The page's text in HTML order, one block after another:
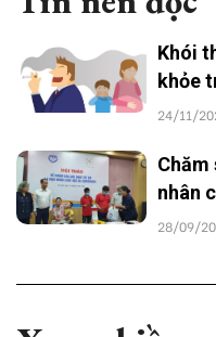
Khói
khỏe
24/11/
Chăm
nhân
28/09/